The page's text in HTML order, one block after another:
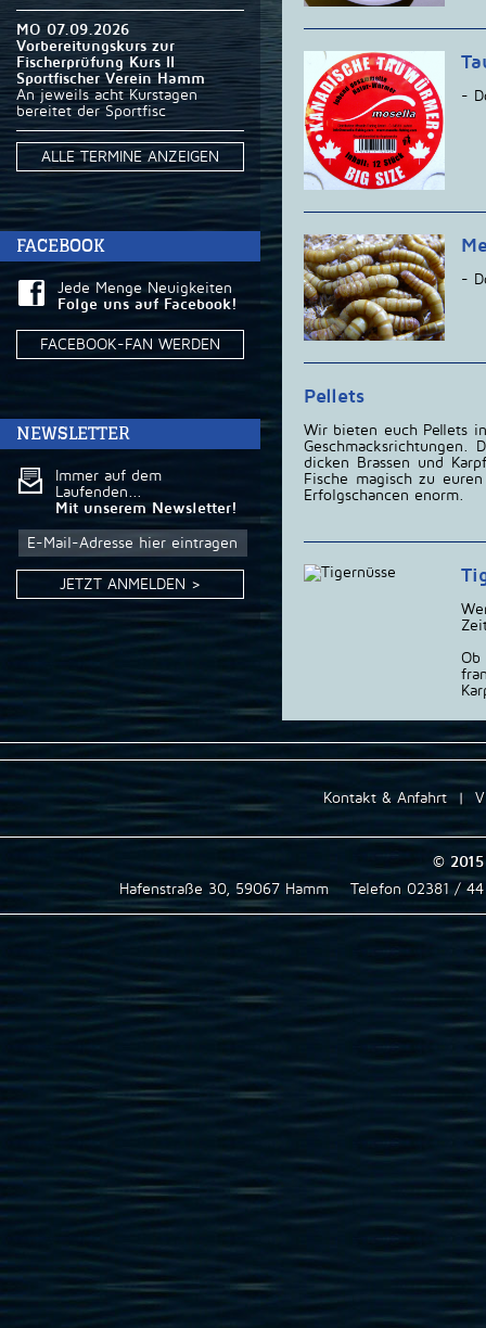
MO 07.09.2026
Vorbereitungskurs zur
Fischerprüfung Kurs II
Sportfischer Verein Hamm
An jeweils acht Kurstagen
bereitet der Sportfisc
ALLE TERMINE ANZEIGEN
FACEBOOK
Jede Menge Neuigkeiten
Folge uns auf Facebook!
FACEBOOK-FAN WERDEN
NEWSLETTER
Immer auf dem
Laufenden...
Mit unserem Newsletter!
JETZT ANMELDEN >
-
-
Pellets
Wir bieten euch Pellets
Geschmacksrichtungen.
dicken Brassen und
Fische magisch zu
Erfolgschancen enorm.
Kontakt & Anfahrt |
©
Hafenstraße 30, 59067 Hamm
Telefon 02381 /